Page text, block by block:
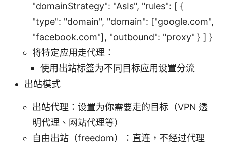
"domainStrategy": "AsIs", "rules": [ {
"type": "domain", "domain": ["google.com",
"facebook.com"], "outbound": "proxy" } ] }
将特定应用走代理：
使用出站标签为不同目标应用设置分流
出站模式
出站代理：设置为你需要走的目标（VPN 透
明代理、网站代理等）
自由出站（freedom）：直连，不经过代理